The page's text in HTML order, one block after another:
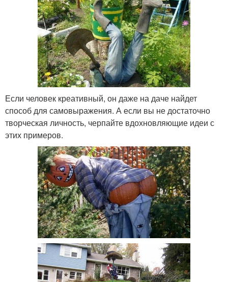
Если человек креативный, он даже на даче найдет
способ для самовыражения. А если вы не достаточно
творческая личность, черпайте вдохновляющие идеи с
этих примеров.